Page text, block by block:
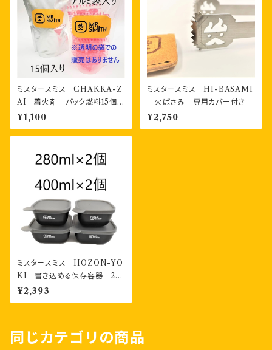
ミスタースミス CHAKKA-Z
AI 着火剤 パック燃料15個
チャック付き袋入り
¥1,100
ミスタースミス HI-BASAMI
火ばさみ 専用カバー付き
¥2,750
ミスタースミス HOZON-YO
KI 書き込める保存容器 28
0ml2個・400ml2個 計４個
お二人様セット
¥2,393
同じカテゴリの商品